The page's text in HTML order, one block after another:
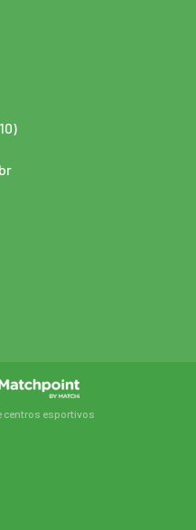
centros esportivos